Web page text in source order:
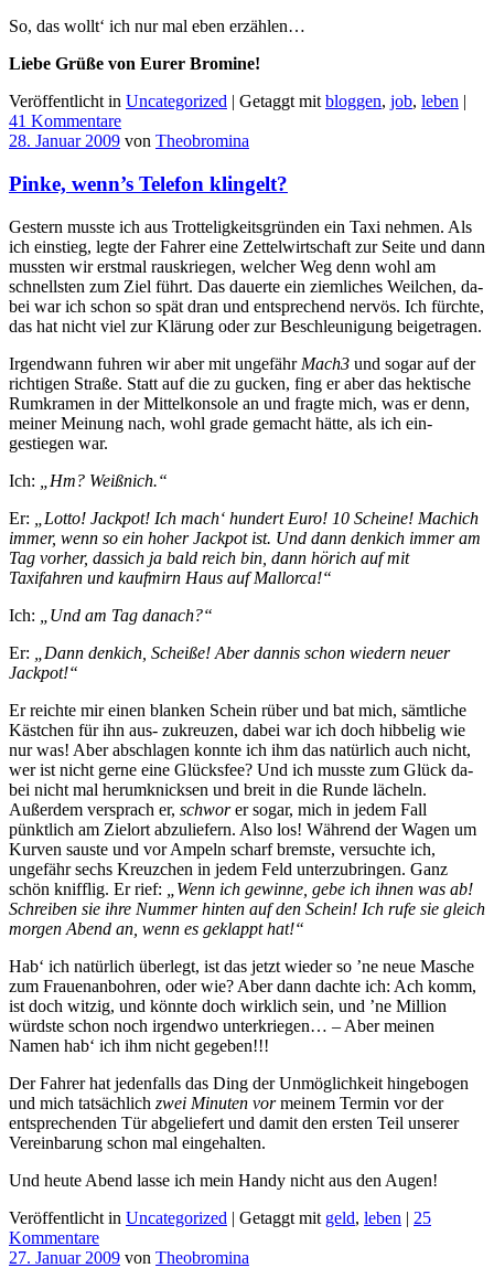
So, das wollt‘ ich nur mal eben erzählen…
Liebe Grüße von Eurer Bromine!
Veröffentlicht in Uncategorized | Getaggt mit bloggen, job, leben |
41 Kommentare
28. Januar 2009 von Theobromina
Pinke, wenn’s Telefon klingelt?
Gestern musste ich aus Trotteligkeitsgründen ein Taxi nehmen. Als
ich einstieg, legte der Fahrer eine Zettelwirtschaft zur Seite und dann
mussten wir erstmal rauskriegen, welcher Weg denn wohl am
schnellsten zum Ziel führt. Das dauerte ein ziemliches Weilchen, da-
bei war ich schon so spät dran und entsprechend nervös. Ich fürchte,
das hat nicht viel zur Klärung oder zur Beschleunigung beigetragen.
Irgendwann fuhren wir aber mit ungefähr Mach3 und sogar auf der
richtigen Straße. Statt auf die zu gucken, fing er aber das hektische
Rumkramen in der Mittelkonsole an und fragte mich, was er denn,
meiner Meinung nach, wohl grade gemacht hätte, als ich ein-
gestiegen war.
Ich:
„Hm? Weißnich.“
Er:
„Lotto! Jackpot! Ich mach‘ hundert Euro! 10 Scheine! Machich
immer, wenn so ein hoher Jackpot ist. Und dann denkich immer am
Tag vorher, dassich ja bald reich bin, dann hörich auf mit
Taxifahren und kaufmirn Haus auf Mallorca!“
Ich:
„Und am Tag danach?“
Er:
„Dann denkich, Scheiße! Aber dannis schon wiedern neuer
Jackpot!“
Er reichte mir einen blanken Schein rüber und bat mich, sämtliche
Kästchen für ihn aus- zukreuzen, dabei war ich doch hibbelig wie
nur was! Aber abschlagen konnte ich ihm das natürlich auch nicht,
wer ist nicht gerne eine Glücksfee? Und ich musste zum Glück da-
bei nicht mal herumknicksen und breit in die Runde lächeln.
Außerdem versprach er, schworer sogar, mich in jedem Fall
pünktlich am Zielort abzuliefern. Also los! Während der Wagen um
Kurven sauste und vor Ampeln scharf bremste, versuchte ich,
ungefähr sechs Kreuzchen in jedem Feld unterzubringen. Ganz
schön knifflig. Er rief:
„Wenn ich gewinne, gebe ich ihnen was ab!
Schreiben sie ihre Nummer hinten auf den Schein! Ich rufe sie gleich
morgen Abend an, wenn es geklappt hat!“
Hab‘ ich natürlich überlegt, ist das jetzt wieder so ’ne neue Masche
zum Frauenanbohren, oder wie? Aber dann dachte ich: Ach komm,
ist doch witzig, und könnte doch wirklich sein, und ’ne Million
würdste schon noch irgendwo unterkriegen… – Aber meinen
Namen hab‘ ich ihm nicht gegeben!!!
Der Fahrer hat jedenfalls das Ding der Unmöglichkeit hingebogen
und mich tatsächlich zwei Minuten vormeinem Termin vor der
entsprechenden Tür abgeliefert und damit den ersten Teil unserer
Vereinbarung schon mal eingehalten.
Und heute Abend lasse ich mein Handy nicht aus den Augen!
Veröffentlicht in Uncategorized | Getaggt mit geld, leben | 25
Kommentare
27. Januar 2009 von Theobromina